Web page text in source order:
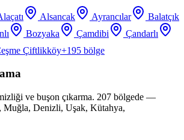
Alsancak Ayrancılar
Balatçık
Bozyaka Çamdibi
Çandarlı
Çiftlikköy+195 bölge
ve buşon çıkarma. 207 bölgede —
Muğla, Denizli, Uşak, Kütahya,